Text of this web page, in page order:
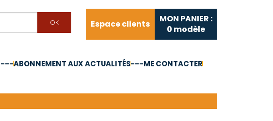
Espace clients
MON PANIER :
0 modèle
---ABONNEMENT AUX ACTUALITÉS---ME CONTACTER